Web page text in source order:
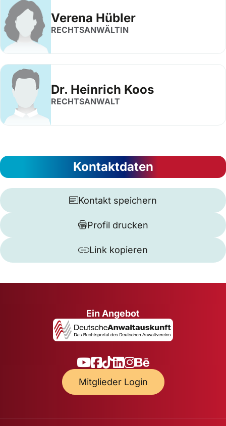
Verena Hübler
RECHTSANWÄLTIN
Dr. Heinrich Koos
RECHTSANWALT
Kontaktdaten
Kontakt speichern
Profil drucken
Link kopieren
Ein Angebot
Mitglieder Login